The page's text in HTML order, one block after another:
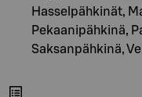
Hasselpähkinät,
Pekaanipähkinä,
Saksanpähkinä,